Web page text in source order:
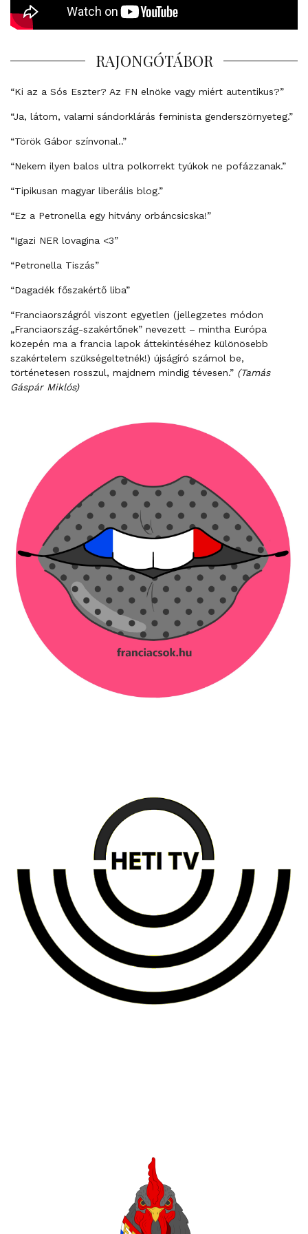
RAJONGÓTÁBOR
“Ki az a Sós Eszter? Az FN elnöke vagy miért autentikus?”
“Ja, látom, valami sándorklárás feminista genderszörnyeteg.”
“Török Gábor színvonal..”
“Nekem ilyen balos ultra polkorrekt tyúkok ne pofázzanak.”
“Tipikusan magyar liberális blog.”
“Ez a Petronella egy hitvány orbáncsicska!”
“Igazi NER lovagina <3”
“Petronella Tiszás”
“Dagadék főszakértő liba”
“Franciaországról viszont egyetlen (jellegzetes módon
„Franciaország-szakértőnek” nevezett – mintha Európa
közepén ma a francia lapok áttekintéséhez különösebb
szakértelem szükségeltetnék!) újságíró számol be,
történetesen rosszul, majdnem mindig tévesen.” (Tamás
Gáspár Miklós)